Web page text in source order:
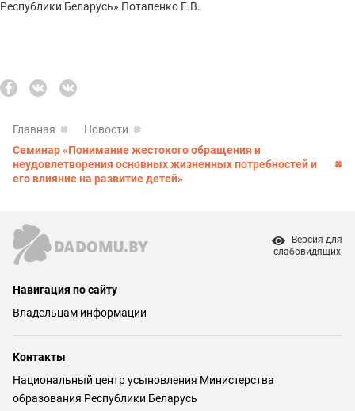
Республики Беларусь» Потапенко Е.В.
Главная
Новости
Семинар «Понимание жестокого обращения и
неудовлетворения основных жизненных потребностей и
его влияние на развитие детей»
Версия для
слабовидящих
Навигация по сайту
Владельцам информации
Контакты
Национальный центр усыновления Министерства
образования Республики Беларусь